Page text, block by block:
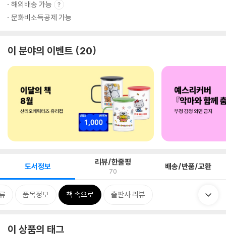
해외배송 가능
문화비소득공제 가능
이 분야의 이벤트 20
도서정보 리뷰/한줄평
70 배송/반품/교환
품목정보 책 속으로 출판사 리뷰
이 상품의 태그